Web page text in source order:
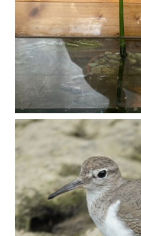
比謝川でよく見られる生き物 「イソシギ」の足に釣り針が(>_<) 比謝川は釣りが可